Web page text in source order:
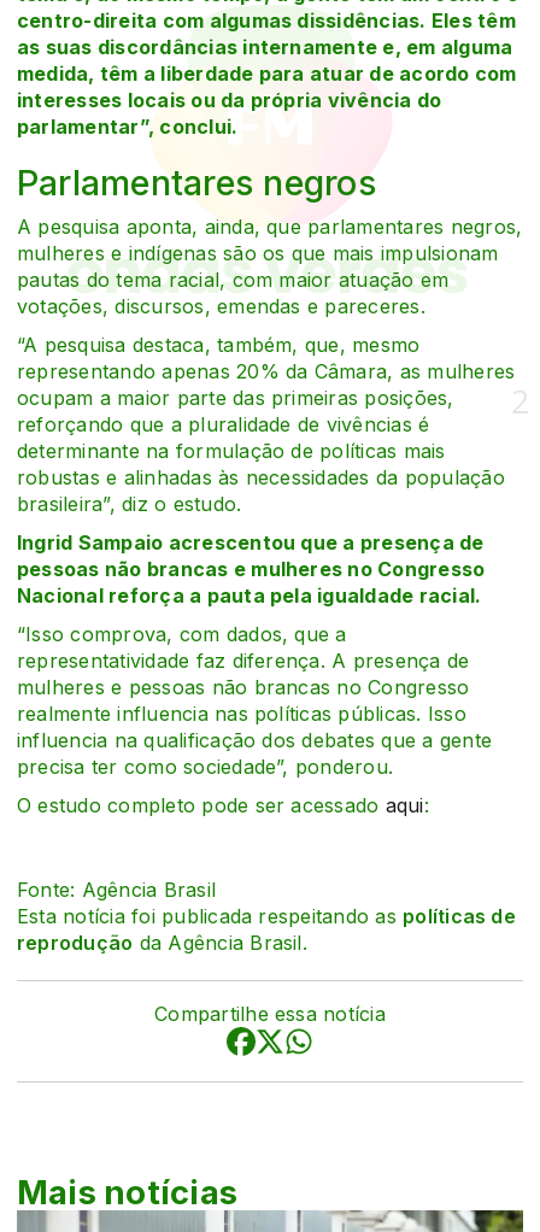
centro-direita com algumas dissidências. Eles têm
as suas discordâncias internamente e, em alguma
medida, têm a liberdade para atuar de acordo com
interesses locais ou da própria vivência do
parlamentar”, conclui.
Parlamentares negros
A pesquisa aponta, ainda, que parlamentares negros,
mulheres e indígenas são os que mais impulsionam
pautas do tema racial, com maior atuação em
votações, discursos, emendas e pareceres.
“A pesquisa destaca, também, que, mesmo
representando apenas 20% da Câmara, as mulheres
ocupam a maior parte das primeiras posições,
reforçando que a pluralidade de vivências é
determinante na formulação de políticas mais
robustas e alinhadas às necessidades da população
brasileira”, diz o estudo.
Ingrid Sampaio acrescentou que a presença de
pessoas não brancas e mulheres no Congresso
Nacional reforça a pauta pela igualdade racial.
“Isso comprova, com dados, que a
representatividade faz diferença. A presença de
mulheres e pessoas não brancas no Congresso
realmente influencia nas políticas públicas. Isso
influencia na qualificação dos debates que a gente
precisa ter como sociedade”, ponderou.
O estudo completo pode ser acessado aqui:
Fonte: Agência Brasil
Esta notícia foi publicada respeitando as políticas de
reprodução da Agência Brasil.
Compartilhe essa notícia
Mais notícias